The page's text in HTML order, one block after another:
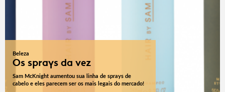
Beleza
Os sprays da vez
Sam McKnight aumentou sua linha de sprays de
cabelo e eles parecem ser os mais legais do mercado!